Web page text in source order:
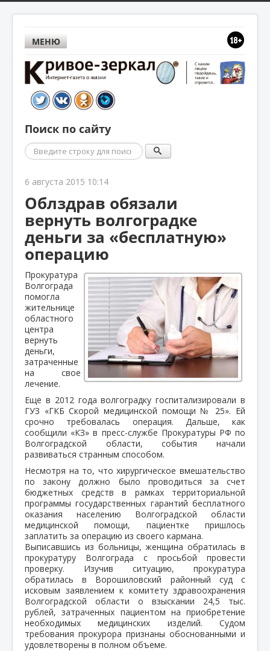
МЕНЮ
Поиск по сайту
Поиск
6 августа 2015 10:14
Облздрав обязали
вернуть волгоградке
деньги за «бесплатную»
операцию
Прокуратура
Волгограда
помогла
жительнице
областного
центра
вернуть
деньги,
затраченные
на свое
лечение.
Еще в 2012 года волгоградку госпитализировали в
ГУЗ «ГКБ Скорой медицинской помощи № 25». Ей
срочно требовалась операция. Дальше, как
сообщили «КЗ» в пресс-службе Прокуратуры РФ по
Волгоградской области, события начали
развиваться странным способом.
Несмотря на то, что хирургическое вмешательство
по закону должно было проводиться за счет
бюджетных средств в рамках территориальной
программы государственных гарантий бесплатного
оказания населению Волгоградской области
медицинской помощи, пациентке пришлось
заплатить за операцию из своего кармана.
Выписавшись из больницы, женщина обратилась в
прокуратуру Волгограда с просьбой провести
проверку. Изучив ситуацию, прокуратура
обратилась в Ворошиловский районный суд с
исковым заявлением к комитету здравоохранения
Волгоградской области о взыскании 24,5 тыс.
рублей, затраченных пациентом на приобретение
необходимых медицинских изделий. Судом
требования прокурора признаны обоснованными и
удовлетворены в полном объеме.